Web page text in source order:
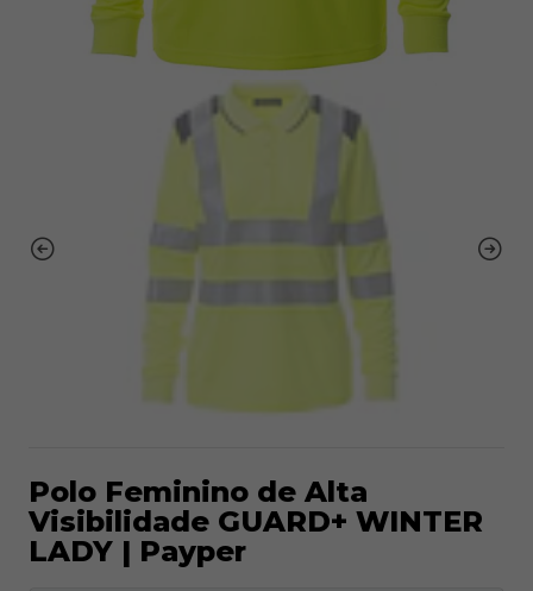
Polo Feminino de Alta
Visibilidade GUARD+ WINTER
LADY | Payper